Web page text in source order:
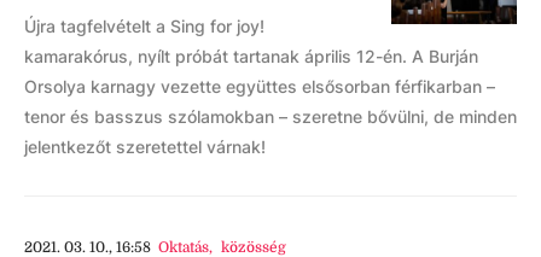
Újra tagfelvételt a Sing for joy!
kamarakórus, nyílt próbát tartanak április 12-én. A Burján
Orsolya karnagy vezette együttes elsősorban férfikarban –
tenor és basszus szólamokban – szeretne bővülni, de minden
jelentkezőt szeretettel várnak!
2021. 03. 10., 16:58 Oktatás, közösség